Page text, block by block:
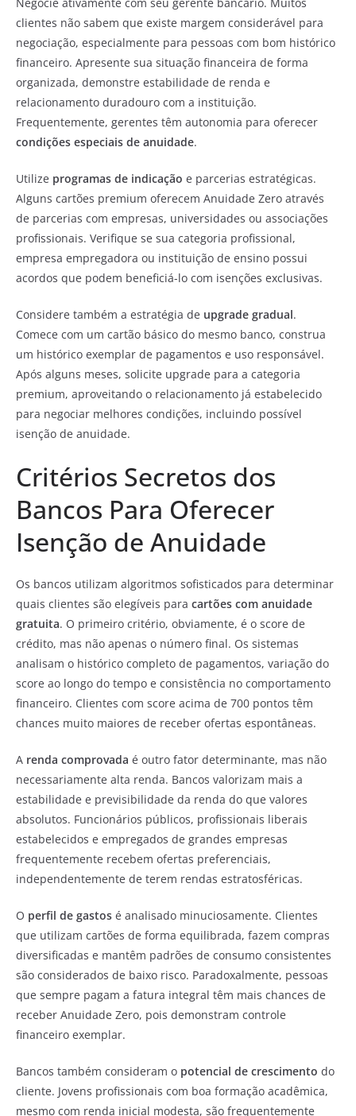
clientes não sabem que existe margem considerável para
negociação, especialmente para pessoas com bom histórico
financeiro. Apresente sua situação financeira de forma
organizada, demonstre estabilidade de renda e
relacionamento duradouro com a instituição.
Frequentemente, gerentes têm autonomia para oferecer
condições especiais de anuidade.
Utilize programas de indicação e parcerias estratégicas.
Alguns cartões premium oferecem Anuidade Zero através
de parcerias com empresas, universidades ou associações
profissionais. Verifique se sua categoria profissional,
empresa empregadora ou instituição de ensino possui
acordos que podem beneficiá-lo com isenções exclusivas.
Considere também a estratégia de upgrade gradual.
Comece com um cartão básico do mesmo banco, construa
um histórico exemplar de pagamentos e uso responsável.
Após alguns meses, solicite upgrade para a categoria
premium, aproveitando o relacionamento já estabelecido
para negociar melhores condições, incluindo possível
isenção de anuidade.
Critérios Secretos dos
Bancos Para Oferecer
Isenção de Anuidade
Os bancos utilizam algoritmos sofisticados para determinar
quais clientes são elegíveis para cartões com anuidade
gratuita. O primeiro critério, obviamente, é o score de
crédito, mas não apenas o número final. Os sistemas
analisam o histórico completo de pagamentos, variação do
score ao longo do tempo e consistência no comportamento
financeiro. Clientes com score acima de 700 pontos têm
chances muito maiores de receber ofertas espontâneas.
A renda comprovada é outro fator determinante, mas não
necessariamente alta renda. Bancos valorizam mais a
estabilidade e previsibilidade da renda do que valores
absolutos. Funcionários públicos, profissionais liberais
estabelecidos e empregados de grandes empresas
frequentemente recebem ofertas preferenciais,
independentemente de terem rendas estratosféricas.
O perfil de gastos é analisado minuciosamente. Clientes
que utilizam cartões de forma equilibrada, fazem compras
diversificadas e mantêm padrões de consumo consistentes
são considerados de baixo risco. Paradoxalmente, pessoas
que sempre pagam a fatura integral têm mais chances de
receber Anuidade Zero, pois demonstram controle
financeiro exemplar.
Bancos também consideram o potencial de crescimento do
cliente. Jovens profissionais com boa formação acadêmica,
mesmo com renda inicial modesta, são frequentemente